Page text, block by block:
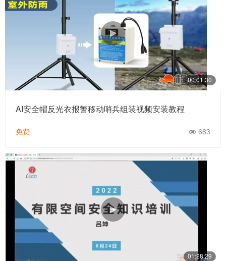
00:01:30
AI安全帽反光衣报警移动哨兵组装视频安装教程
免费 683
01:28:29